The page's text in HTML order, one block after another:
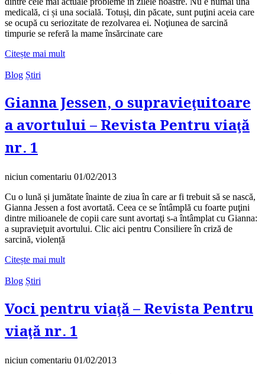
medicală, ci și una socială. Totuși, din păcate, sunt puţini aceia care
se ocupă cu seriozitate de rezolvarea ei. Noţiunea de sarcină
timpurie se referă la mame însărcinate care
Citește mai mult
Blog Știri
Gianna Jessen, o supravieţuitoare
a avortului – Revista Pentru viaţă
nr. 1
niciun comentariu 01/02/2013
Cu o lună și jumătate înainte de ziua în care ar fi trebuit să se nască,
Gianna Jessen a fost avortată. Ceea ce se întâmplă cu foarte puţini
dintre milioanele de copii care sunt avortaţi s-a întâmplat cu Gianna:
a supravieţuit avortului. Clic aici pentru Consiliere în criză de
sarcină, violență
Citește mai mult
Blog Știri
Voci pentru viaţă – Revista Pentru
viaţă nr. 1
niciun comentariu 01/02/2013